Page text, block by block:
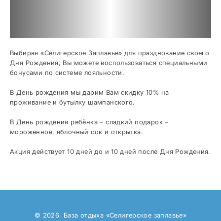
Выбирая «Селигерское Заплавье»‎ для празднование своего
Дня Рождения, Вы можете воспользоваться специальными
бонусами по системе лояльности.
В День рождения мы дарим Вам скидку 10% на
проживание и бутылку шампанского.
В День рождения ребёнка – сладкий подарок –
мороженное, яблочный сок и открытка.
Акция действует 10 дней до и 10 дней после Дня Рождения.
© 2026. База отдыха «Селигерское заплавье»